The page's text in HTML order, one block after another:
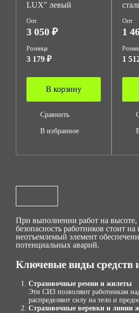
LUX" левый
Опт
3 050 ₽
Розница
3 179 ₽
В корзину
Сравнить
В избранное
Опт
1
1
При выполнении работ на высоте,
безопасность работников стоит
неотъемлемый элемент
потенциальных аварий.
Ключевые виды средств
Страховочные ремни и жилеты
Эти СИЗ позволяют работникам
распределяют силу на тело и
Страховочные веревки и линии